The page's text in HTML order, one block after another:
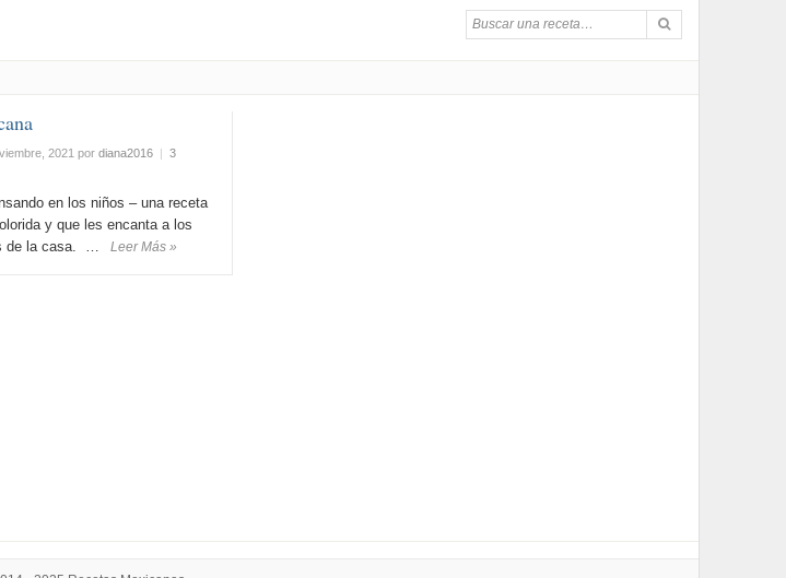
2021 por diana2016 | 3
en los niños – una receta
y que les encanta a los
de la casa. …
Leer Más »